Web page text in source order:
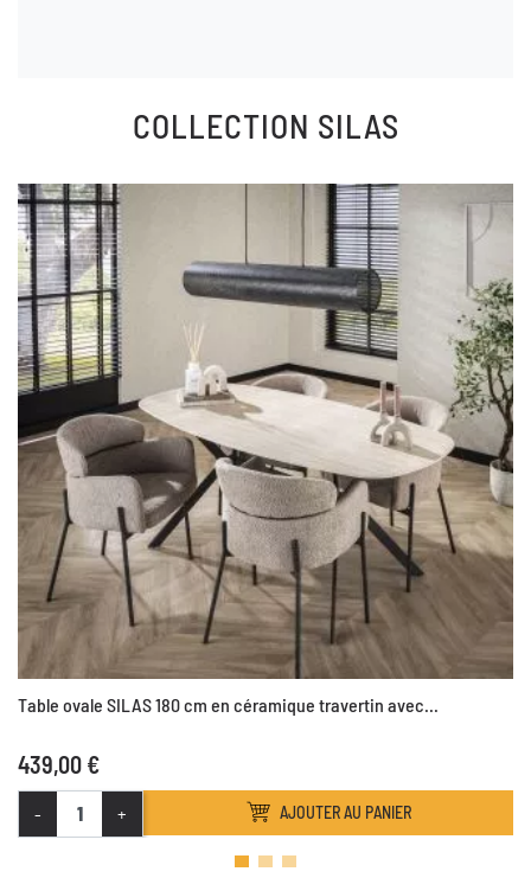
COLLECTION SILAS
Table ovale SILAS 180 cm en céramique travertin avec...
439,00 €
- + AJOUTER AU PANIER